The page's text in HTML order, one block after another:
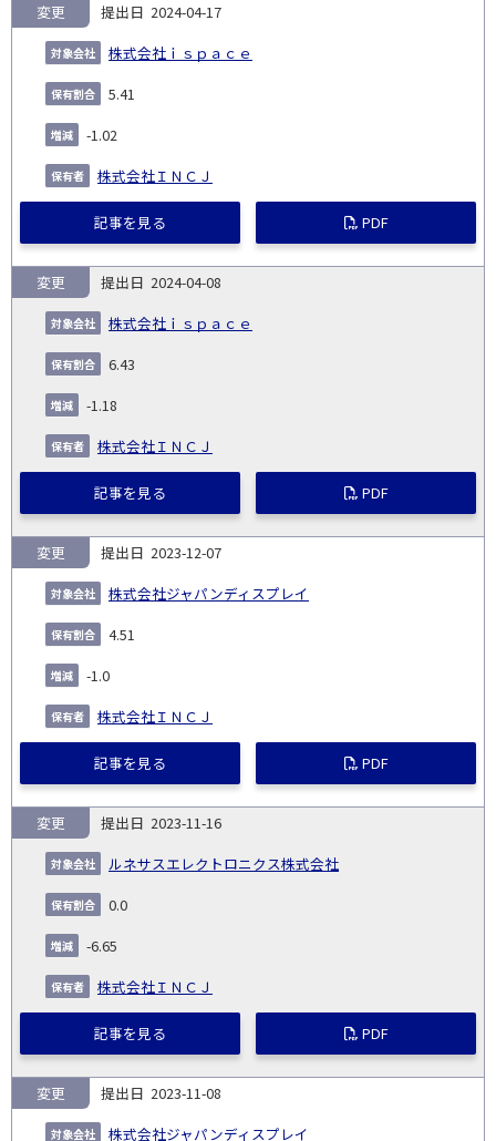
2024-04-17
株式会社ｉｓｐａｃｅ
変更
5.41
-1.02
株式会社ＩＮＣＪ
記事を見る PDF
2024-04-08
株式会社ｉｓｐａｃｅ
変更
6.43
-1.18
株式会社ＩＮＣＪ
記事を見る PDF
2023-12-07
株式会社ジャパンディスプレイ
変更
4.51
-1.0
株式会社ＩＮＣＪ
記事を見る PDF
2023-11-16
ルネサスエレクトロニクス株式会社
変更
0.0
-6.65
株式会社ＩＮＣＪ
記事を見る PDF
2023-11-08
株式会社ジャパンディスプレイ
変更